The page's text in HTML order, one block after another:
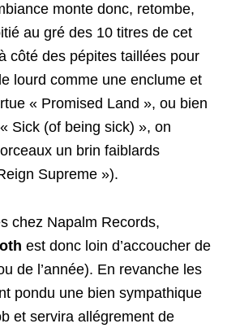
monte donc, retombe,
au gré des 10 titres de cet
côté des pépites taillées pour
lourd comme une enclume et
« Promised Land », ou bien
Sick (of being sick) », on
un brin faiblards
Supreme »).
chez Napalm Records,
est donc loin d’accoucher de
de l’année). En revanche les
pondu une bien sympathique
et servira allégrement de